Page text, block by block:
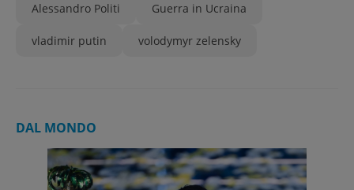
Alessandro Politi Guerra in Ucraina
vladimir putin volodymyr zelensky
DAL MONDO